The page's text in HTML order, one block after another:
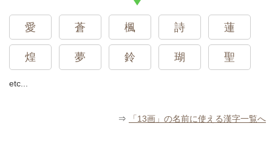
愛 蒼 楓 詩 蓮
煌 夢 鈴 瑚 聖
etc...
⇒ 「13画」の名前に使える漢字一覧へ